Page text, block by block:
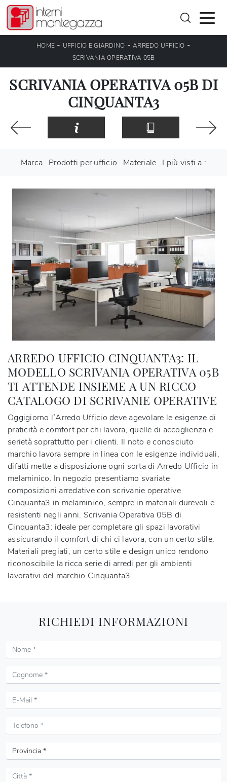
HOME - UFFICIO E GIARDINO - ARREDO UFFICIO -
SCRIVANIA OPERATIVA 05B
SCRIVANIA OPERATIVA 05B DI
CINQUANTA3
Marca Prodotti per ufficio Materiale I più visti a :
ARREDO UFFICIO CINQUANTA3: IL
MODELLO SCRIVANIA OPERATIVA 05B
TI ATTENDE INSIEME A UN RICCO
CATALOGO DI SCRIVANIE OPERATIVE
Oggigiorno l’Arredo Ufficio deve agevolare le esigenze di
praticità e comfort per chi lavora, quelle di accoglienza e
serietà soprattutto per i clienti. Il noto e conosciuto
marchio lavora sempre in linea con le esigenze individuali,
difatti mette a disposizione ogni sorta di Arredo Ufficio in
melaminico. In negozio presentiamo svariate
composizioni arredative con scrivanie operative
Cinquanta3 in melaminico, sempre in materiali durevoli e
resistenti negli anni. Scrivania Operativa 05B di
Cinquanta3: ideale per completare gli spazi lavorativi
assicurando il comfort di chi ci lavora, con un certo stile.
Materiali pregiati, un certo stile e design unico rendono
riconoscibile la ricca serie di arredi per gli ambienti
lavorativi del marchio Cinquanta3.
RICHIEDI INFORMAZIONI